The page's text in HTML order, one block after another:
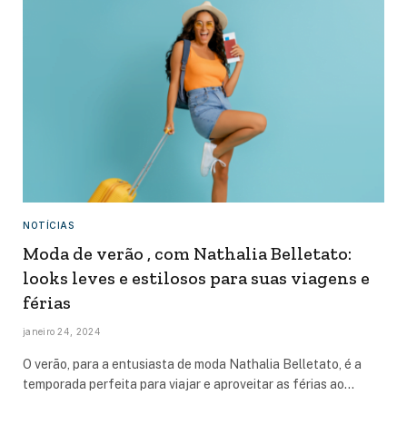
NOTÍCIAS
Moda de verão , com Nathalia Belletato:
looks leves e estilosos para suas viagens e
férias
janeiro 24, 2024
O verão, para a entusiasta de moda Nathalia Belletato, é a
temporada perfeita para viajar e aproveitar as férias ao…